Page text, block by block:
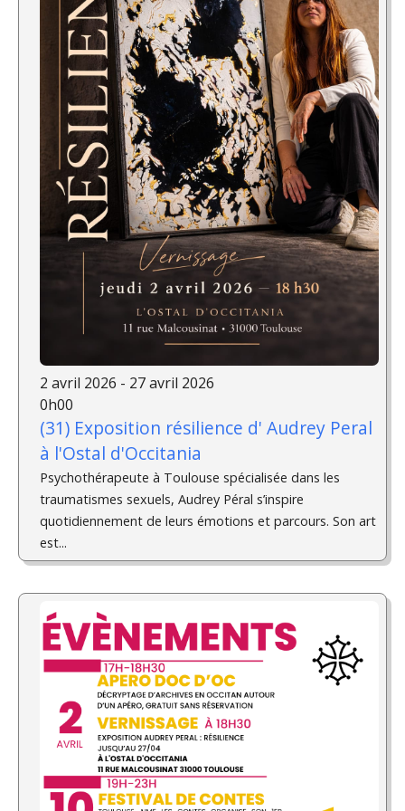
2 avril 2026 - 27 avril 2026
0h00
(31) Exposition résilience d'­ Audrey Peral
à l'Ostal d'Occitania
Psychothérapeute à Toulouse spécialisée dans les
traumatismes sexuels, Audrey Péral s’inspire
quotidiennement de leurs émotions et parcours. Son art
est...